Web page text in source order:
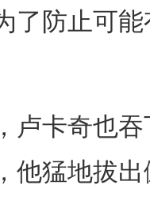
了防止可
卡奇也吞
他猛地拔